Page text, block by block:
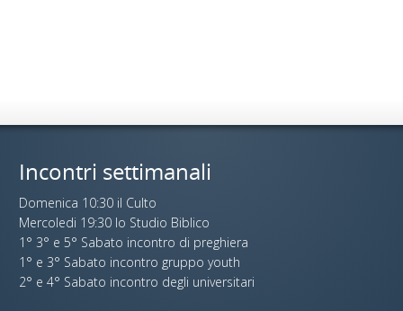
Incontri settimanali
Domenica 10:30 il Culto
Mercoledi 19:30 lo Studio Biblico
1° 3° e 5° Sabato incontro di preghiera
1° e 3° Sabato incontro gruppo youth
2° e 4° Sabato incontro degli universitari